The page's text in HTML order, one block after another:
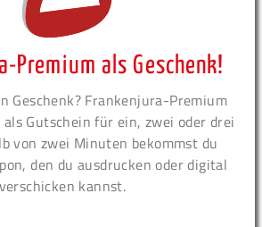
Premium als Geschenk!
Geschenk? Frankenjura-Premium
Gutschein für ein, zwei oder drei
von zwei Minuten bekommst du
den du ausdrucken oder digital
verschicken kannst.